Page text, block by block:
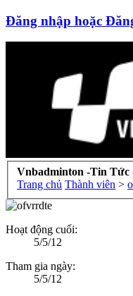
Đăng nhập hoặc
Vnbadminton -Tin Tức
Trang chủ Thành viên >
Hoạt động cuối:
5/5/12
Tham gia ngày:
5/5/12